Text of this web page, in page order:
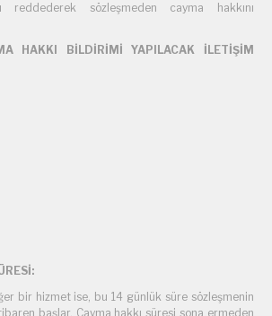
reddederek sözleşmeden cayma hakkını
HAKKI BİLDİRİMİ YAPILACAK İLETİŞİM
bir hizmet ise, bu 14 günlük süre sözleşmenin
başlar. Cayma hakkı süresi sona ermeden